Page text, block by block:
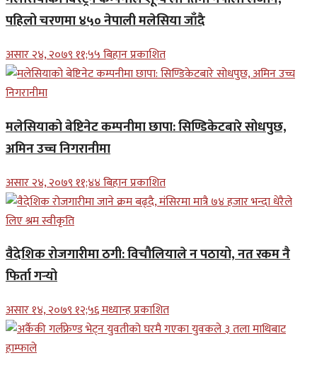
पहिलो चरणमा ४५० नेपाली मलेसिया जाँदै
असार २४, २०७९ ११;५५ बिहान प्रकाशित
मलेसियाको बेष्टिनेट कम्पनीमा छापा: सिण्डिकेटबारे सोधपुछ,
अमिन उच्च निगरानीमा
असार २४, २०७९ ११;४४ बिहान प्रकाशित
वैदेशिक रोजगारीमा ठगी: विचौलियाले न पठायो, नत रकम नै
फिर्ता गर्‍यो
असार १४, २०७९ १२;५६ मध्यान्ह प्रकाशित